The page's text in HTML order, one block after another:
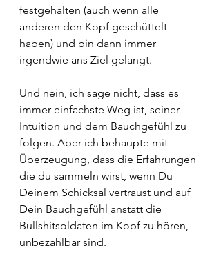
festgehalten (auch wenn alle
anderen den Kopf geschüttelt
haben) und bin dann immer
irgendwie ans Ziel gelangt.
Und nein, ich sage nicht, dass es
immer einfachste Weg ist, seiner
Intuition und dem Bauchgefühl zu
folgen. Aber ich behaupte mit
Überzeugung, dass die Erfahrungen
die du sammeln wirst, wenn Du
Deinem Schicksal vertraust und auf
Dein Bauchgefühl anstatt die
Bullshitsoldaten im Kopf zu hören,
unbezahlbar sind.